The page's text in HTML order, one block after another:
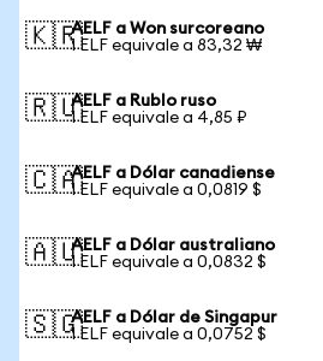
🇰🇷AELF a Won surcoreano
1 ELF equivale a 83,32 ₩
🇷🇺AELF a Rublo ruso
1 ELF equivale a 4,85 ₽
🇨🇦AELF a Dólar canadiense
1 ELF equivale a 0,0819 $
🇦🇺AELF a Dólar australiano
1 ELF equivale a 0,0832 $
🇸🇬AELF a Dólar de Singapur
1 ELF equivale a 0,0752 $